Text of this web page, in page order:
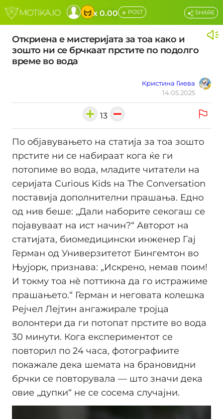
x 0.00 + POST
Откриена е мистеријата за тоа како и
зошто ни се брчкаат прстите по подолго
време во вода
Кристина Гиева
14.05.2025
SHARE
13
По објавувањето на статија за тоа зошто
прстите ни се набираат кога ќе ги
потопиме во вода, младите читатели на
серијата Curious Kids на The Conversation
поставија дополнителни прашања. Едно
од нив беше: „Дали наборите секогаш се
појавуваат на ист начин?“ Авторот на
статијата, биомедицински инженер Гај
Герман од Универзитетот Бингемтон во
Њујорк, признава: „Искрено, немав поим!
И токму тоа нè поттикна да го истражиме
прашањето.“ Герман и неговата колешка
Рејчел Лејтин ангажирале тројца
волонтери да ги потопат прстите во вода
30 минути. Кога експериментот се
повторил по 24 часа, фотографиите
покажале дека шемата на брановидни
брчки се повторувала — што значи дека
овие „дупки“ не се сосема случајни.